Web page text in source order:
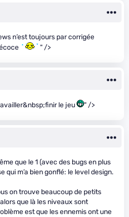
n’est toujours par corrigée
" />
le jeu " />
que le 1 (avec des bugs en plus
qui m’a bien gonflé: le level design.
on trouve beaucoup de petits
que là les niveaux sont
est que les ennemis ont une